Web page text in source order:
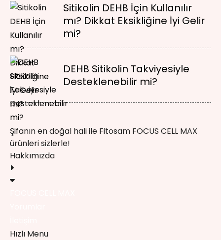
Sitikolin DEHB İçin Kullanılır
mı? Dikkat Eksikliğine İyi Gelir
mi?
DEHB Sitikolin Takviyesiyle
Desteklenebilir mi?
Şifanın en doğal hali ile Fitosam FOCUS CELL MAX
ürünleri sizlerle!
Hakkımızda
Hızlı Menu